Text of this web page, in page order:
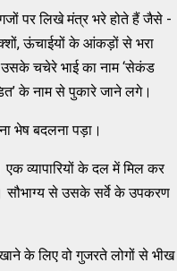
पर लिखे मंत्र भरे होते हैं जैसे -
ऊंचाईयों के आंकड़ों से भरा
उसके चचेरे भाई का नाम ‘सेकंड
के नाम से पुकारे जाने लगे।
भेष बदलना पड़ा।
व्यापारियों के दल में मिल कर
सौभाग्य से उसके सर्वे के उपकरण
के लिए वो गुजरते लोगों से भीख